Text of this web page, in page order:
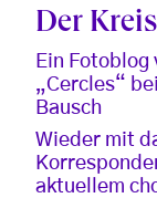
Der
Ein Fotoblog
„Cercles“
Bausch
Wieder mit
aktuellem